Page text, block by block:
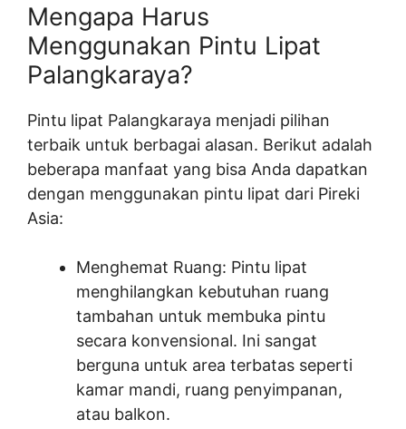
Mengapa Harus
Menggunakan Pintu Lipat
Palangkaraya?
Pintu lipat Palangkaraya menjadi pilihan
terbaik untuk berbagai alasan. Berikut adalah
beberapa manfaat yang bisa Anda dapatkan
dengan menggunakan pintu lipat dari Pireki
Asia:
Menghemat Ruang: Pintu lipat
menghilangkan kebutuhan ruang
tambahan untuk membuka pintu
secara konvensional. Ini sangat
berguna untuk area terbatas seperti
kamar mandi, ruang penyimpanan,
atau balkon.